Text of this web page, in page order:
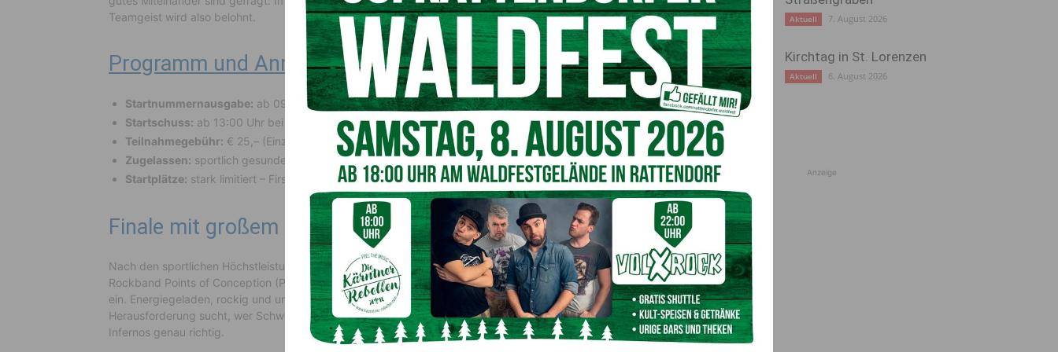
Teamgeist wird also belohnt.
Programm und Anmeldung
Startnummernausgabe: ab 09:00 Uhr
Startschuss: ab 13:00 Uhr bei der Sonnenalpe Nassfeld (Nähe Restaurant NIVIS)
Teilnahmegebühr: € 25,– (Einzel), € 20,– pro Person im Team
Zugelassen: sportlich gesunde Personen ab 16 Jahren
Startplätze: stark limitiert – First come, first served!
Finale mit großem Rockkonzert
Nach den sportlichen Höchstleistungen geht es nahtlos weiter: Ab 19:00 Uhr heizen HättiWari und die
Rockband Points of Conception (POC) bei der anschließenden Aftershowparty vor dem Restaurant NIVIS
ein. Energiegeladen, rockig und unvergesslich – das perfekte Finish eines Tages voller Action. Wer die
Herausforderung sucht, wer Schweiß und Teamspirit spüren will, ist bei der ersten Auflage des Nassfeld
Infernos genau richtig.
Aktuell 7. August 2026
Kirchtag in St. Lorenzen
Aktuell 6. August 2026
Anzeige